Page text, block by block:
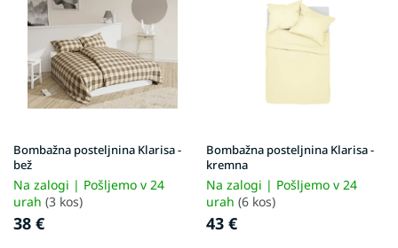
v
d
u
c
t
s
Bombažna posteljnina Klarisa -
bež
Na zalogi | Pošljemo v 24
urah (3 kos)
38 €
Bombažna posteljnina Klarisa -
kremna
Na zalogi | Pošljemo v 24
urah (6 kos)
43 €